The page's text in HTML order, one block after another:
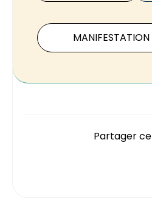
MANIFESTATION
Partager